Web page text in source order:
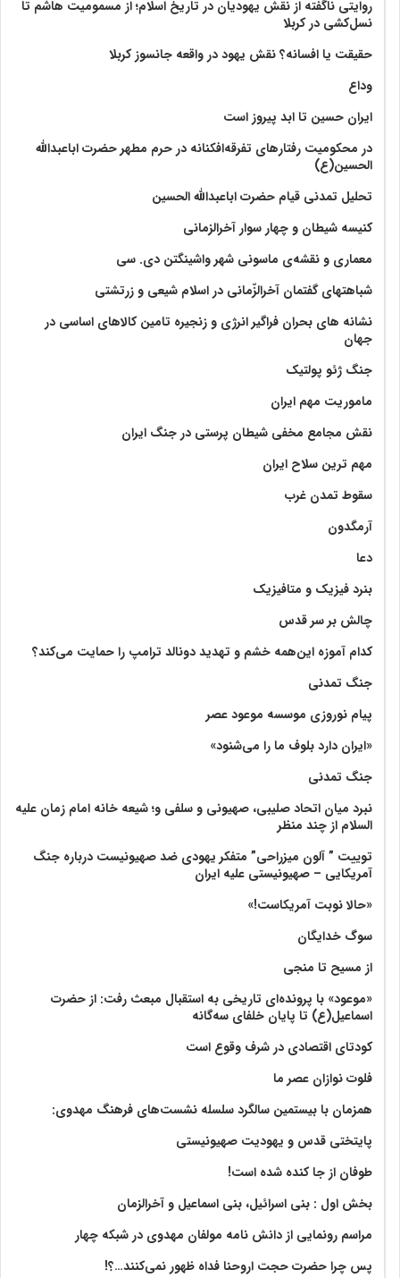
روایتی ناگفته از نقش یهودیان در تاریخ اسلام؛ از مسمومیت هاشم تا
نسل‌کشی در کربلا
حقیقت یا افسانه؟‌ نقش یهود در واقعه جانسوز کربلا
وداع
ایران حسین تا ابد پیروز است
در محکومیت رفتارهای تفرقه‌افکنانه در حرم مطهر حضرت اباعبدالله
الحسین(ع)
تحلیل تمدنی قیام حضرت اباعبدالله الحسین
کنیسه شیطان و چهار سوار آخرالزمانی
معماری و نقشه‌ی ماسونی شهر واشينگتن دی. سی
شباهتهای گفتمان آخر‌الزّمانی در اسلام شیعی و زرتشتی
نشانه های بحران فراگیر انرژی و زنجیره تامین کالاهای اساسی در
جهان
جنگ ژئو پولتیک
ماموریت مهم ایران
نقش مجامع مخفی شیطان پرستی در جنگ ایران
مهم ترین سلاح ایران
سقوط تمدن غرب
آرمگدون
دعا
بنرد فیزیک و متافیزیک
چالش بر سر قدس
کدام آموزه این‌همه خشم و تهدید دونالد ترامپ را حمایت می‌کند؟
جنگ تمدنی
پیام نوروزی موسسه موعود عصر
«ایران دارد بلوف ما را می‌شنود»
جنگ تمدنی
نبرد میان اتحاد صلیبی، صهیونی و سلفی و؛ شیعه خانه امام زمان علیه
السلام از چند منظر
توییت ” آلون میزراحی” متفکر یهودی ضد صهیونیست درباره جنگ
آمریکایی – صهیونیستی علیه ایران
«حالا نوبت آمریکاست!»
سوگ خدایگان
از مسیح تا منجی
«موعود» با پرونده‌ای تاریخی به استقبال مبعث رفت: از حضرت
اسماعیل(ع) تا پایان خلفای سه‌گانه
کودتای اقتصادی در شرف وقوع است
فلوت نوازان عصر ما
همزمان با بیستمین سالگرد سلسله نشست‌های فرهنگ مهدوی:‌
پایتختی قدس و یهودیت صهیونیستی
طوفان از جا کنده شده است!
بخش اول : بنی اسرائیل، بنی اسماعیل و آخرالزمان
مراسم رونمایی از دانش نامه مولفان مهدوی در شبکه چهار
پس چرا حضرت حجت اروحنا فداه ظهور نمی‌کنند…؟!